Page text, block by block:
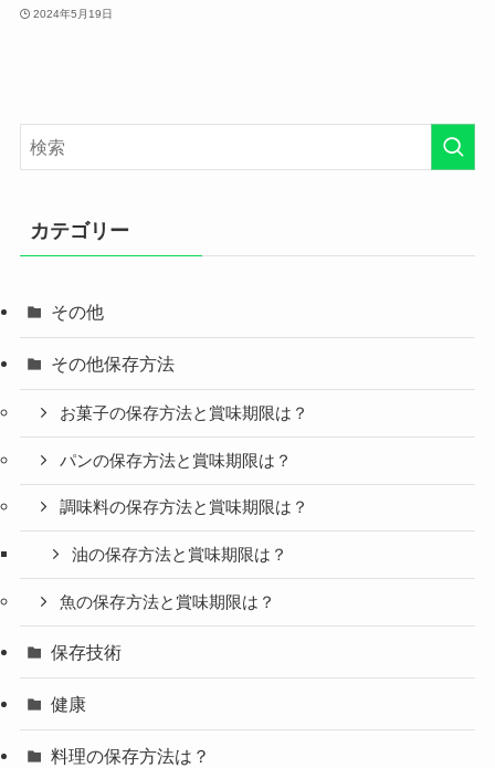
2024年5月19日
カテゴリー
その他
その他保存方法
お菓子の保存方法と賞味期限は？
パンの保存方法と賞味期限は？
調味料の保存方法と賞味期限は？
油の保存方法と賞味期限は？
魚の保存方法と賞味期限は？
保存技術
健康
料理の保存方法は？